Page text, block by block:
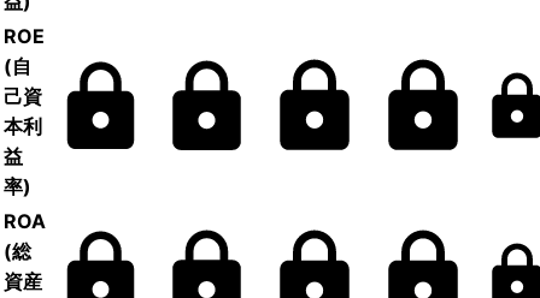
ROE
(自
己資
本利
益
率)
ROA
(総
資産